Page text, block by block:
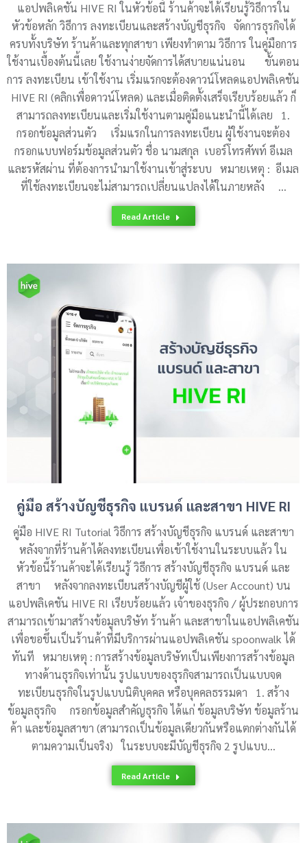
แอปพลิเคชัน HIVE RI ในหัวข้อนี้ ร้านค้าจะได้เรียนรู้วิธีการใน
หัวข้อหลัก วิธีการ ลงทะเบียนและสร้างบัญชีธุรกิจ จัดการธุรกิจได้
ครบทั้งบริษัท ร้านค้าและทุกสาขา เพียงทำตาม วิธีการ ในคู่มือการ
ใช้งานเบื้องต้นนี้เลย ใช้งานง่ายจัดการได้สบายแน่นอน ขั้นตอน
การ ลงทะเบียน เข้าใช้งาน เริ่มแรกจะต้องดาวน์โหลดแอปพลิเคชัน
HIVE RI (คลิกเพื่อดาวน์โหลด) และเมื่อติดตั้งเสร็จเรียบร้อยแล้ว ก็
สามารถลงทะเบียนและเริ่มใช้งานตามคู่มือแนะนำนี้ได้เลย 1.
กรอกข้อมูลส่วนตัว เริ่มแรกในการลงทะเบียน ผู้ใช้งานจะต้อง
กรอกแบบฟอร์มข้อมูลส่วนตัว ชื่อ นามสกุล เบอร์โทรศัพท์ อีเมล
และรหัสผ่าน ที่ต้องการนำมาใช้งานเข้าสู่ระบบ หมายเหตุ : อีเมล
ที่ใช้ลงทะเบียนจะไม่สามารถเปลี่ยนแปลงได้ในภายหลัง …
Read Article
คู่มือ สร้างบัญชีธุรกิจ แบรนด์ และสาขา HIVE RI
คู่มือ HIVE RI Tutorial วิธีการ สร้างบัญชีธุรกิจ แบรนด์ และสาขา
หลังจากที่ร้านค้าได้ลงทะเบียนเพื่อเข้าใช้งานในระบบแล้ว ใน
หัวข้อนี้ร้านค้าจะได้เรียนรู้ วิธีการ สร้างบัญชีธุรกิจ แบรนด์ และ
สาขา หลังจากลงทะเบียนสร้างบัญชีผู้ใช้ (User Account) บน
แอปพลิเคชัน HIVE RI เรียบร้อยแล้ว เจ้าของธุรกิจ / ผู้ประกอบการ
สามารถเข้ามาสร้างข้อมูลบริษัท ร้านค้า และสาขาในแอปพลิเคชัน
เพื่อขอขึ้นเป็นร้านค้าที่มีบริการผ่านแอปพลิเคชัน spoonwalk ได้
ทันที หมายเหตุ : การสร้างข้อมูลบริษัทเป็นเพียงการสร้างข้อมูล
ทางด้านธุรกิจเท่านั้น รูปแบบของธุรกิจสามารถเป็นแบบจด
ทะเบียนธุรกิจในรูปแบบนิติบุคคล หรือบุคคลธรรมดา 1. สร้าง
ข้อมูลธุรกิจ กรอกข้อมูลสำคัญธุรกิจ ได้แก่ ข้อมูลบริษัท ข้อมูลร้าน
ค้า และข้อมูลสาขา (สามารถเป็นข้อมูลเดียวกันหรือแตกต่างกันได้
ตามความเป็นจริง) ในระบบจะมีบัญชีธุรกิจ 2 รูปแบบ…
Read Article